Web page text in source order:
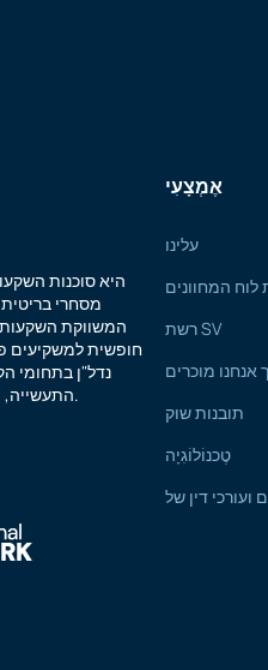
בחן
מסחרי
המשווקת
חופשית למשקיעים
נדל"ן בתחומי
התעשייה, הפנאי והאלטרנטיבות.
אֶמְצָעִי
עלינו
לוח המחוונים
רשת SV
אנחנו מוכרים
תובנות שוק
טֶכנוֹלוֹגִיָה